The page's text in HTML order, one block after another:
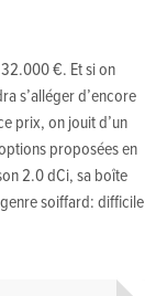
€. Et si on
s’alléger d’encore
prix, on jouit d’un
proposées en
2.0 dCi, sa boîte
soiffard: difficile